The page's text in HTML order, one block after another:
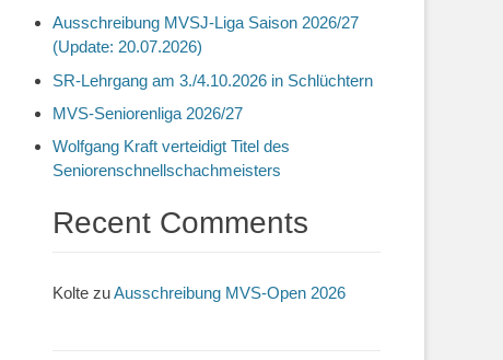
Ausschreibung MVSJ-Liga Saison 2026/27
(Update: 20.07.2026)
SR-Lehrgang am 3./4.10.2026 in Schlüchtern
MVS-Seniorenliga 2026/27
Wolfgang Kraft verteidigt Titel des
Seniorenschnellschachmeisters
Recent Comments
Kolte zuAusschreibung MVS-Open 2026